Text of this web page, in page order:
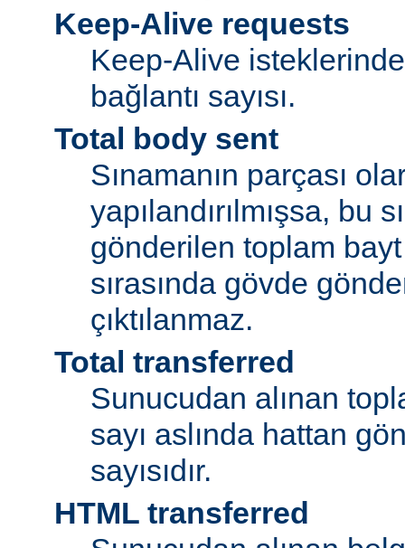
Keep-Alive requests
Keep-Alive
bağlantı sayısı.
Total body sent
Sınamanın parçası
yapılandırılmışsa, bu
gönderilen toplam bayt
sırasında gövde
çıktılanmaz.
Total transferred
Sunucudan alınan
sayı aslında hattan
sayısıdır.
HTML transferred